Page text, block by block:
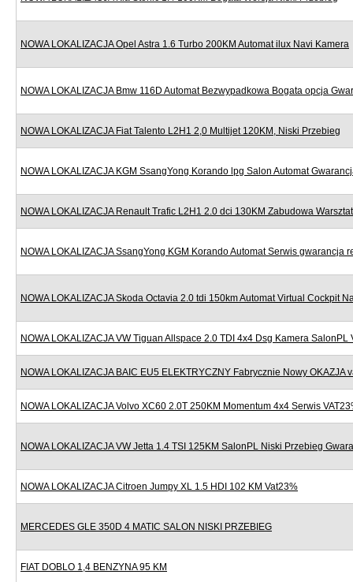
NOWA LOKALIZACJA Opel Astra 1.6 Turbo 200KM Automat ilux Navi Kamera
NOWA LOKALIZACJA Bmw 116D Automat Bezwypadkowa Bogata opcja
NOWA LOKALIZACJA Fiat Talento L2H1 2,0 Multijet 120KM, Niski Przebieg
NOWA LOKALIZACJA KGM SsangYong Korando lpg Salon Automat
NOWA LOKALIZACJA Renault Trafic L2H1 2.0 dci 130KM Zabudowa
NOWA LOKALIZACJA SsangYong KGM Korando Automat Serwis gwarancja
NOWA LOKALIZACJA Skoda Octavia 2.0 tdi 150km Automat Virtual Cockpit
NOWA LOKALIZACJA VW Tiguan Allspace 2.0 TDI 4x4 Dsg Kamera SalonPL
NOWA LOKALIZACJA BAIC EU5 ELEKTRYCZNY Fabrycznie Nowy OKAZJA
NOWA LOKALIZACJA Volvo XC60 2.0T 250KM Momentum 4x4 Serwis
NOWA LOKALIZACJA VW Jetta 1.4 TSI 125KM SalonPL Niski Przebieg
NOWA LOKALIZACJA Citroen Jumpy XL 1.5 HDI 102 KM Vat23%
MERCEDES GLE 350D 4 MATIC SALON NISKI PRZEBIEG
FIAT DOBLO 1,4 BENZYNA 95 KM